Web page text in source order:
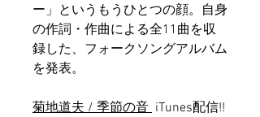
ー」というもうひとつの顔。自身
の作詞・作曲による全11曲を収
録した、フォークソングアルバム
を発表。
菊地道夫 / 季節の音 iTunes配信!!